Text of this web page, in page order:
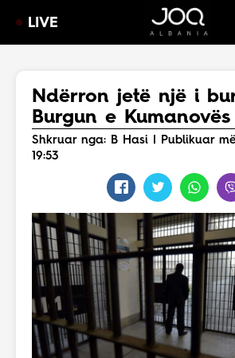
LIVE
Ndërron jetë një i
Burgun e Kumanovës
Shkruar nga: B Hasi | Publikuar më:
19:53